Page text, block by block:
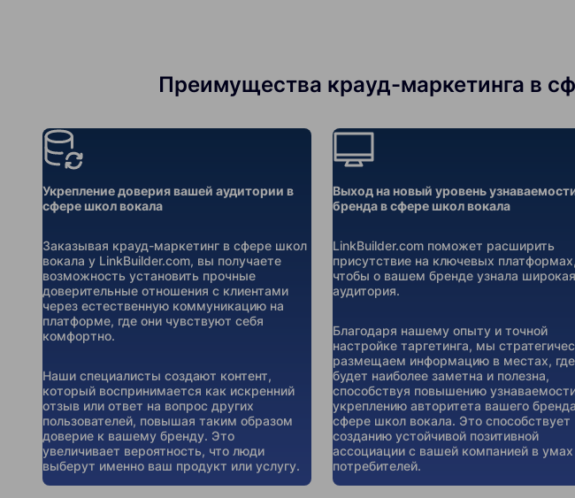
Преимущества крауд-маркетинга в
Укрепление доверия вашей аудитории в
сфере школ вокала
Заказывая крауд-маркетинг в сфере школ
вокала у LinkBuilder.com, вы получаете
возможность установить прочные
доверительные отношения с клиентами
через естественную коммуникацию на
платформе, где они чувствуют себя
комфортно.
Наши специалисты создают контент,
который воспринимается как искренний
отзыв или ответ на вопрос других
пользователей, повышая таким образом
доверие к вашему бренду. Это
увеличивает вероятность, что люди
выберут именно ваш продукт или услугу.
Выход на новый уровень
бренда в сфере школ вокала
LinkBuilder.com поможет расширить
присутствие на ключевых платформах,
чтобы о вашем бренде узнала широкая
аудитория.
Благодаря нашему опыту и точной
настройке таргетинга, мы
размещаем информацию в местах,
будет наиболее заметна и полезна,
способствуя повышению
укреплению авторитета вашего
сфере школ вокала. Это способствует
созданию устойчивой позитивной
ассоциации с вашей компанией в умах
потребителей.